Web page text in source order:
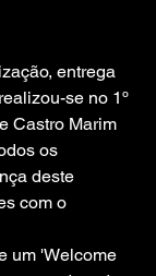
se no 1º
Castro Marim
os
deste
com o
um 'Welcome